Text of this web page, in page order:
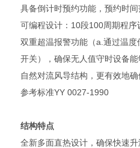
具备倒计时预约功能，预约时间
可编程设计：10段100周期程序
双重超温报警功能（a.通过温
开关），确保无人值守时设备能
自然对流风导结构，更有效地
参考标准YY 0027-1990
结构特点
全新多面直热设计，确保快速升